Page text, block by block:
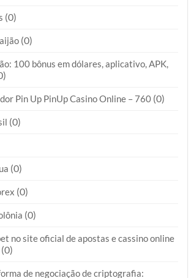
(0)
(0)
100 bônus em dólares, aplicativo, APK,
Pin Up PinUp Casino Online – 760 (0)
(0)
(0)
(0)
(0)
no site oficial de apostas e cassino online
(0)
de negociação de criptografia: